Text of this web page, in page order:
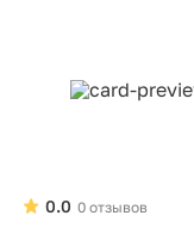
0 отзывов
0.0